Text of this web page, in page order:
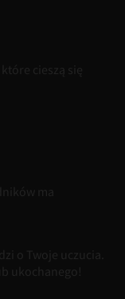
cieszą się
ma
o Twoje uczucia.
ukochanego!